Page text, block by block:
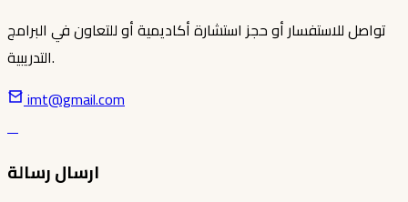
تواصل للاستفسار أو حجز استشارة أكاديمية أو للتعاون في البرامج
التدريبية.
imt@gmail.com
ارسال رسالة